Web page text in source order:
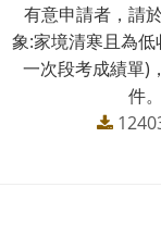
有意申請者，請
象:家境清寒且為
一次段考成績單)
件